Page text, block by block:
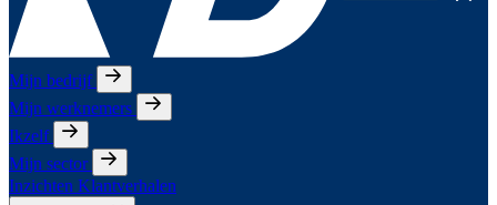
Mijn bedrijf
Mijn werknemers
Ikzelf
Mijn sector
Inzichten Klantverhalen